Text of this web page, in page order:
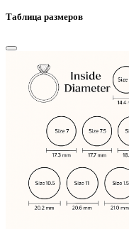
Таблица размеров